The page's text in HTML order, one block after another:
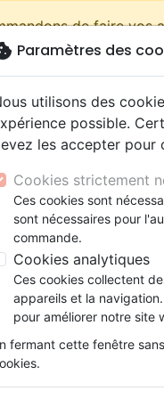
de faire vos
Testaments
Couple
ansLatino, Folk
Soul
animés
conférences
Dieu, les autres et moi -
Dieu,
Pdf
Auteur :
Référence
Description
Paramètres des
utilisons des
possible.
les accepter pour
Cookies strictement
Ces cookies sont
sont nécessaires pour
commande.
Cookies analytiques
Ces cookies collectent
appareils et la
pour améliorer notre site
fermant cette fenêtre